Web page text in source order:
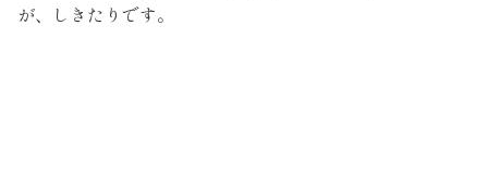
が、しきたりです。